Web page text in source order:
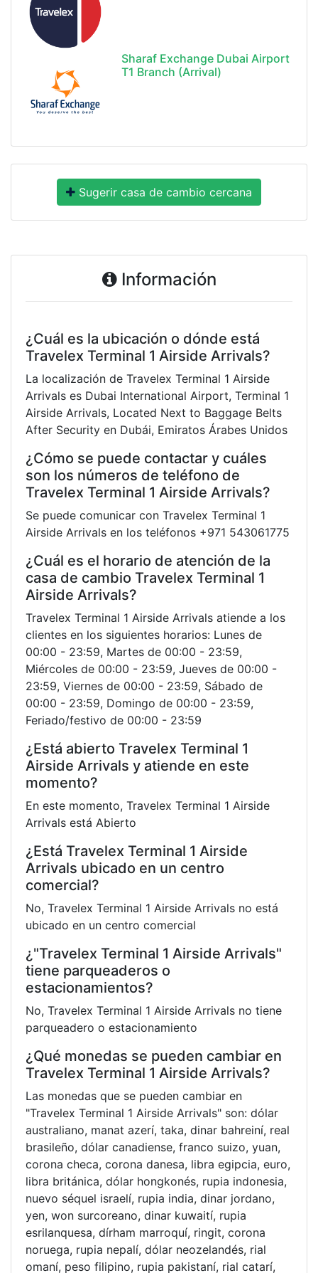
Sharaf Exchange Dubai Airport
T1 Branch (Arrival)
Sugerir casa de cambio cercana
Información
¿Cuál es la ubicación o dónde está
Travelex Terminal 1 Airside Arrivals?
La localización de Travelex Terminal 1 Airside
Arrivals es Dubai International Airport, Terminal 1
Airside Arrivals, Located Next to Baggage Belts
After Security en Dubái, Emiratos Árabes Unidos
¿Cómo se puede contactar y cuáles
son los números de teléfono de
Travelex Terminal 1 Airside Arrivals?
Se puede comunicar con Travelex Terminal 1
Airside Arrivals en los teléfonos +971 543061775
¿Cuál es el horario de atención de la
casa de cambio Travelex Terminal 1
Airside Arrivals?
Travelex Terminal 1 Airside Arrivals atiende a los
clientes en los siguientes horarios: Lunes de
00:00 - 23:59, Martes de 00:00 - 23:59,
Miércoles de 00:00 - 23:59, Jueves de 00:00 -
23:59, Viernes de 00:00 - 23:59, Sábado de
00:00 - 23:59, Domingo de 00:00 - 23:59,
Feriado/festivo de 00:00 - 23:59
¿Está abierto Travelex Terminal 1
Airside Arrivals y atiende en este
momento?
En este momento, Travelex Terminal 1 Airside
Arrivals está Abierto
¿Está Travelex Terminal 1 Airside
Arrivals ubicado en un centro
comercial?
No, Travelex Terminal 1 Airside Arrivals no está
ubicado en un centro comercial
¿"Travelex Terminal 1 Airside Arrivals"
tiene parqueaderos o
estacionamientos?
No, Travelex Terminal 1 Airside Arrivals no tiene
parqueadero o estacionamiento
¿Qué monedas se pueden cambiar en
Travelex Terminal 1 Airside Arrivals?
Las monedas que se pueden cambiar en
"Travelex Terminal 1 Airside Arrivals" son: dólar
australiano, manat azerí, taka, dinar bahreiní, real
brasileño, dólar canadiense, franco suizo, yuan,
corona checa, corona danesa, libra egipcia, euro,
libra británica, dólar hongkonés, rupia indonesia,
nuevo séquel israelí, rupia india, dinar jordano,
yen, won surcoreano, dinar kuwaití, rupia
esrilanquesa, dírham marroquí, ringit, corona
noruega, rupia nepalí, dólar neozelandés, rial
omaní, peso filipino, rupia pakistaní, rial catarí,